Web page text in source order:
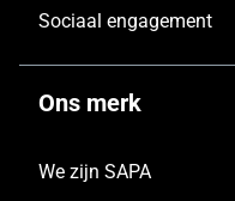
Sociaal engagement
Ons merk
We zijn SAPA